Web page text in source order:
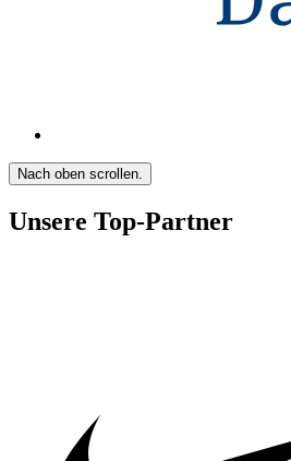
Nach oben scrollen.
Unsere Top-Partner